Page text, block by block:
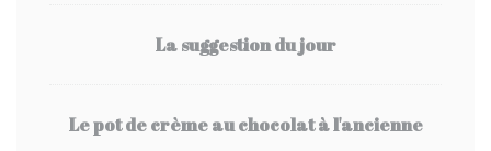
La suggestion du jour
Le pot de crème au chocolat à l'ancienne